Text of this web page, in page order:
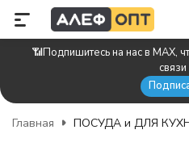
📶Подпишитесь на нас в MAX,
связи
Главная ПОСУДА и ДЛЯ